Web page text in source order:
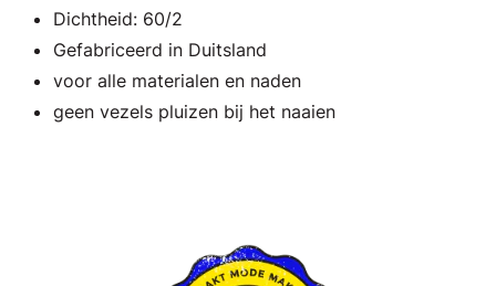
Dichtheid: 60/2
Gefabriceerd in Duitsland
voor alle materialen en naden
geen vezels pluizen bij het naaien